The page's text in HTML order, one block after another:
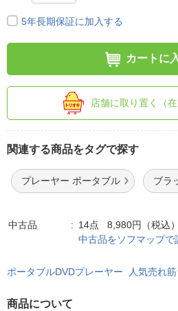
5年長期保証に加入する
カートに
店舗に取り置く（在
関連する商品をタグで探す
プレーヤー ポータブル ブラ
中古品
14点 8,980円（税込
中古品をソフマップで
ポータブルDVDプレーヤー 人気売れ
商品について